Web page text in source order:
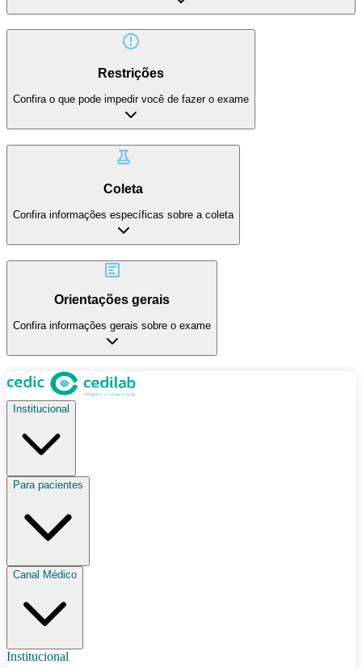
Restrições
Confira o que pode impedir você de fazer o exame
Coleta
Confira informações específicas sobre a coleta
Orientações gerais
Confira informações gerais sobre o exame
Institucional
Para pacientes
Canal Médico
Institucional